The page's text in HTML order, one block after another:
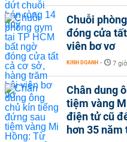
Chuỗi
đóng cửa
viên bơ vơ
KINH DOANH - 7
Chân dung
tiệm vàng
điện tử cũ
hơn 35 năm